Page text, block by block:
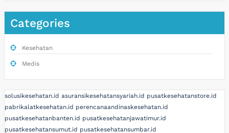
Categories
Kesehatan
Medis
solusikesehatan.id asuransikesehatansyariah.id pusatkesehatanstore.id
pabrikalatkesehatan.id perencanaandinaskesehatan.id
pusatkesehatanbanten.id pusatkesehatanjawatimur.id
pusatkesehatansumut.id pusatkesehatansumbar.id